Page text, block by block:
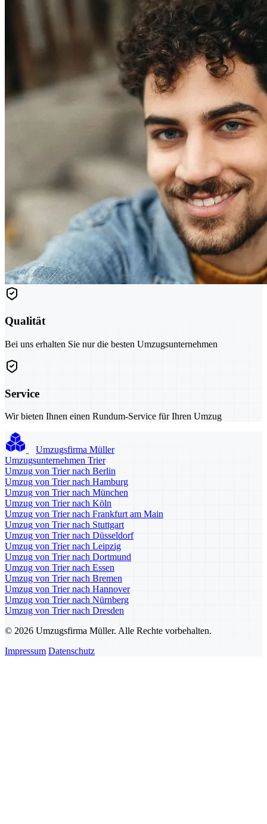
Qualität
Bei uns erhalten Sie nur die besten Umzugsunternehmen
Service
Wir bieten Ihnen einen Rundum-Service für Ihren Umzug
Umzugsfirma Müller
Umzugsunternehmen Trier
Umzug von Trier nach Berlin
Umzug von Trier nach Hamburg
Umzug von Trier nach München
Umzug von Trier nach Köln
Umzug von Trier nach Frankfurt am Main
Umzug von Trier nach Stuttgart
Umzug von Trier nach Düsseldorf
Umzug von Trier nach Leipzig
Umzug von Trier nach Dortmund
Umzug von Trier nach Essen
Umzug von Trier nach Bremen
Umzug von Trier nach Hannover
Umzug von Trier nach Nürnberg
Umzug von Trier nach Dresden
© 2026 Umzugsfirma Müller. Alle Rechte vorbehalten.
Impressum Datenschutz